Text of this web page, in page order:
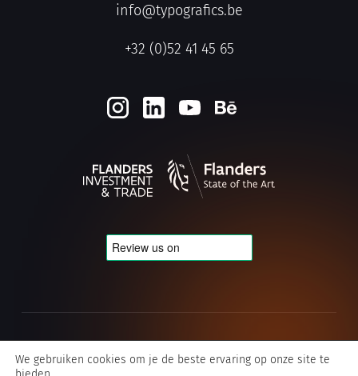
info@typografics.be
+32 (0)52 41 45 65
We gebruiken cookies om je de beste ervaring op onze site te